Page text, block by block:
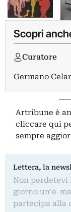
Scopri
Curatore
Germano
Artribune è
cliccare qui
sempre
Lettera, la
Non
giorno un'e-
partecipa alla